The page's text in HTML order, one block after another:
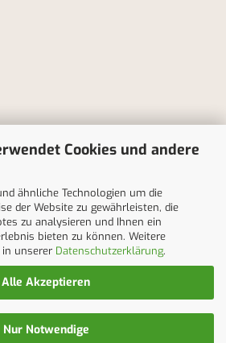
Cookies und andere
ähnliche Technologien um die
der Website zu gewährleisten, die
zu analysieren und Ihnen ein
bieten zu können. Weitere
unserer Datenschutzerklärung.
Alle Akzeptieren
Nur Notwendige